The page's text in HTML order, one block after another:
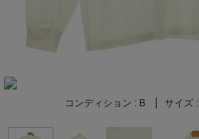
コンディション : B サイズ :